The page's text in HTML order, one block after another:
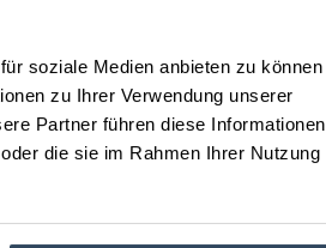
soziale Medien anbieten zu können
zu Ihrer Verwendung unserer
Partner führen diese Informationen
die sie im Rahmen Ihrer Nutzung